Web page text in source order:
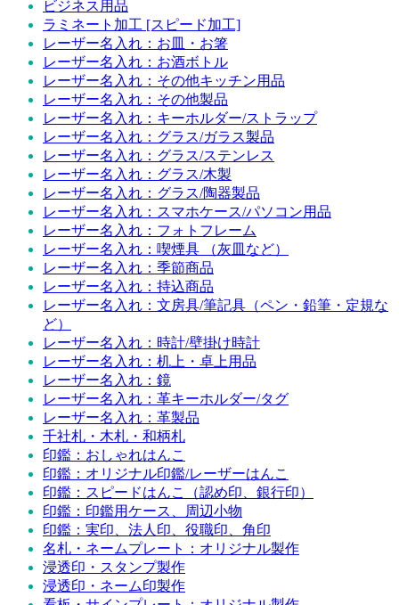
ビジネス用品
ラミネート加工 [スピード加工]
レーザー名入れ：お皿・お箸
レーザー名入れ：お酒ボトル
レーザー名入れ：その他キッチン用品
レーザー名入れ：その他製品
レーザー名入れ：キーホルダー/ストラップ
レーザー名入れ：グラス/ガラス製品
レーザー名入れ：グラス/ステンレス
レーザー名入れ：グラス/木製
レーザー名入れ：グラス/陶器製品
レーザー名入れ：スマホケース/パソコン用品
レーザー名入れ：フォトフレーム
レーザー名入れ：喫煙具 （灰皿など）
レーザー名入れ：季節商品
レーザー名入れ：持込商品
レーザー名入れ：文房具/筆記具（ペン・鉛筆・定規な
ど）
レーザー名入れ：時計/壁掛け時計
レーザー名入れ：机上・卓上用品
レーザー名入れ：鏡
レーザー名入れ：革キーホルダー/タグ
レーザー名入れ：革製品
千社札・木札・和柄札
印鑑：おしゃれはんこ
印鑑：オリジナル印鑑/レーザーはんこ
印鑑：スピードはんこ（認め印、銀行印）
印鑑：印鑑用ケース、周辺小物
印鑑：実印、法人印、役職印、角印
名札・ネームプレート：オリジナル製作
浸透印・スタンプ製作
浸透印・ネーム印製作